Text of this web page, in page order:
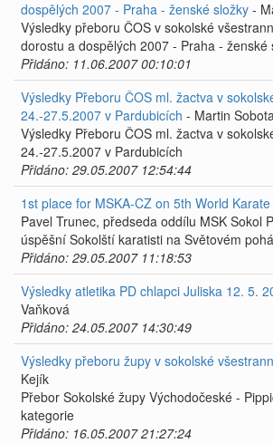
dospělých 2007 - Praha - ženské složky -
Výsledky přeboru ČOS v sokolské
dorostu a dospělých 2007 - Praha - ženské
Přidáno: 11.06.2007 00:10:01
Výsledky Přeboru ČOS ml. žactva v
24.-27.5.2007 v Pardubicích - Martin
Výsledky Přeboru ČOS ml. žactva v
24.-27.5.2007 v Pardubicích
Přidáno: 29.05.2007 12:54:44
1st place for MSKA-CZ on 5th World
Pavel Trunec, předseda oddílu MSK Sokol
úspěšní Sokolští karatisti na Světovém
Přidáno: 29.05.2007 11:18:53
Výsledky atletika PD chlapci Juliska 12. 5.
Vaňková
Přidáno: 24.05.2007 14:30:49
Výsledky přeboru župy v sokolské
Kejík
Přebor Sokolské župy Východočeské -
kategorie
Přidáno: 16.05.2007 21:27:24